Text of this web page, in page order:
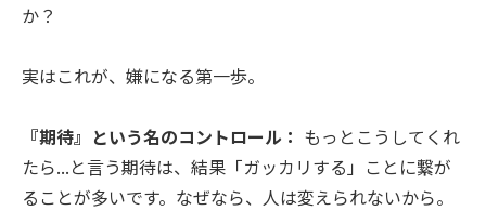
か？
実はこれが、嫌になる第一歩。
『期待』という名のコントロール： もっとこうしてくれ
たら...と言う期待は、結果「ガッカリする」ことに繋が
ることが多いです。なぜなら、人は変えられないから。